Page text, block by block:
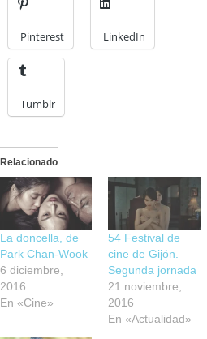
Pinterest LinkedIn
Tumblr
Relacionado
La doncella, de
Park Chan-Wook
6 diciembre,
2016
En «Cine»
54 Festival de
cine de Gijón.
Segunda jornada
21 noviembre,
2016
En «Actualidad»